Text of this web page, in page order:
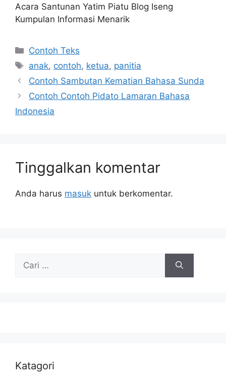
Acara Santunan Yatim Piatu Blog Iseng
Kumpulan Informasi Menarik
Kategori
Contoh Teks
Tag
anak, contoh, ketua, panitia
Contoh Sambutan Kematian Bahasa Sunda
Contoh Contoh Pidato Lamaran Bahasa
Indonesia
Tinggalkan komentar
Anda harus masuk untuk berkomentar.
untuk:
Katagori